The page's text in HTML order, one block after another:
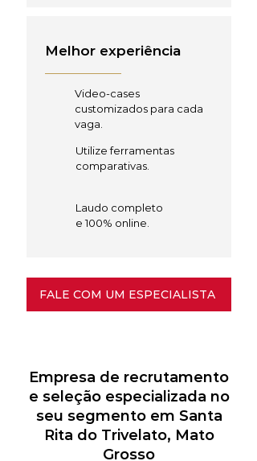
Melhor experiência
Video-cases
customizados para cada
vaga.
Utilize ferramentas
comparativas.
Laudo completo
e 100% online.
FALE COM UM ESPECIALISTA
Empresa de recrutamento
e seleção especializada no
seu segmento em Santa
Rita do Trivelato, Mato
Grosso